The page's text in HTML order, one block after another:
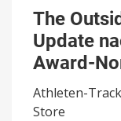
The
Update
Award-
Athleten-
Store